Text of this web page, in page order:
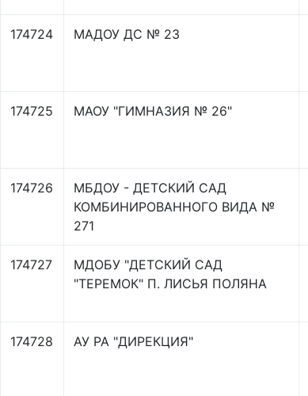
174724 МАДОУ ДС № 23
174725 МАОУ "ГИМНАЗИЯ № 26"
174726
МБДОУ - ДЕТСКИЙ САД
КОМБИНИРОВАННОГО ВИДА №
271
174727
МДОБУ "ДЕТСКИЙ САД
"ТЕРЕМОК" П. ЛИСЬЯ ПОЛЯНА
174728 АУ РА "ДИРЕКЦИЯ"